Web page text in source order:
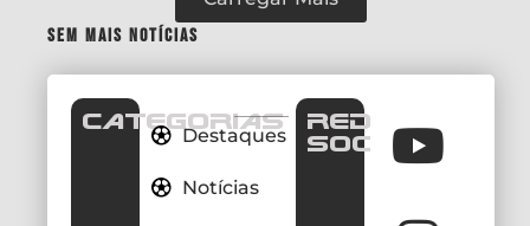
Sem mais notícias
CATEGORIAS
Destaques
Notícias
REDES
SOCIAIS